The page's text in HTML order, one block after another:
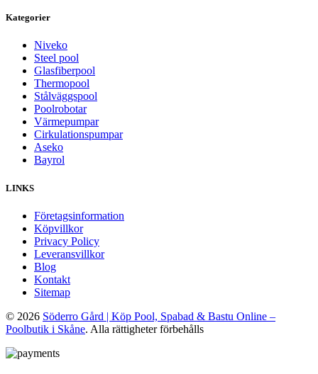
Kategorier
Niveko
Steel pool
Glasfiberpool
Thermopool
Stålväggspool
Poolrobotar
Värmepumpar
Cirkulationspumpar
Aseko
Bayrol
LINKS
Företagsinformation
Köpvillkor
Privacy Policy
Leveransvillkor
Blog
Kontakt
Sitemap
© 2026 Söderro Gård | Köp Pool, Spabad & Bastu Online –
Poolbutik i Skåne. Alla rättigheter förbehålls